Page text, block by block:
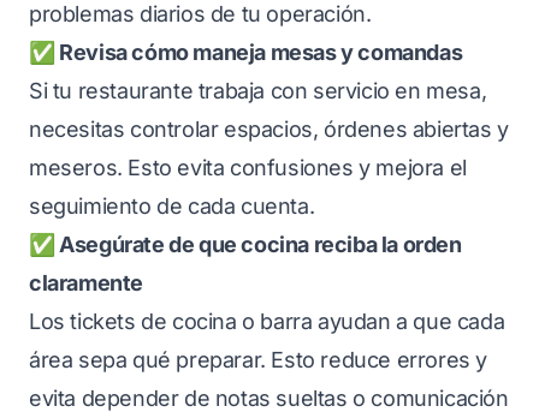
problemas diarios de tu operación.
✅ Revisa cómo maneja mesas y comandas
Si tu restaurante trabaja con servicio en mesa,
necesitas controlar espacios, órdenes abiertas y
meseros. Esto evita confusiones y mejora el
seguimiento de cada cuenta.
✅ Asegúrate de que cocina reciba la orden
claramente
Los tickets de cocina o barra ayudan a que cada
área sepa qué preparar. Esto reduce errores y
evita depender de notas sueltas o comunicación